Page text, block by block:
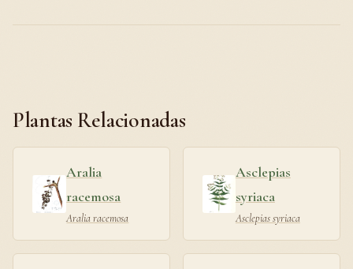
Plantas Relacionadas
Aralia
racemosa
Aralia racemosa
Asclepias
syriaca
Asclepias syriaca